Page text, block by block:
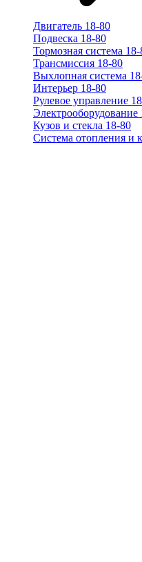
Двигатель 18-80
Подвеска 18-80
Тормозная система 18-
Трансмиссия 18-80
Выхлопная система
Интерьер 18-80
Рулевое управление
Электрооборудование
Кузов и стекла 18-80
Система отопления и